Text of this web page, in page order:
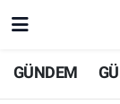
GÜNDEM
Nöbetçi